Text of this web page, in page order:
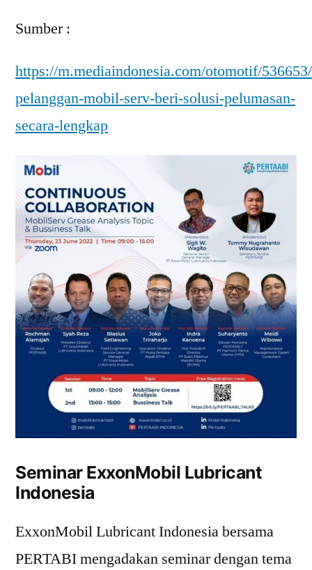
Sumber :
https://m.mediaindonesia.com/otomotif/
pelanggan-mobil-serv-beri-solusi-pelumasan-
secara-lengkap
Seminar ExxonMobil Lubricant
Indonesia
ExxonMobil Lubricant Indonesia bersama
PERTABI mengadakan seminar dengan tema